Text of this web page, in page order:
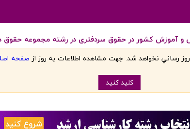
آموزش کشور در حقوق سردفتری در رشته مجموعه حقوق در
رساني نخواهد شد. جهت مشاهده اطلاعات به روز از صفحه اصلي
کليد کنيد